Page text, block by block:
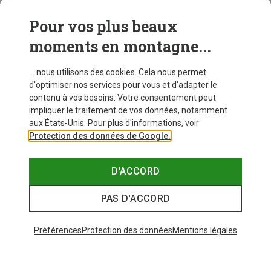
Pour vos plus beaux
moments en montagne...
... nous utilisons des cookies. Cela nous permet
d'optimiser nos services pour vous et d'adapter le
contenu à vos besoins. Votre consentement peut
impliquer le traitement de vos données, notamment
aux États-Unis. Pour plus d'informations, voir
Protection des données de Google.
D'ACCORD
PAS D'ACCORD
PréférencesProtection des donnéesMentions légales